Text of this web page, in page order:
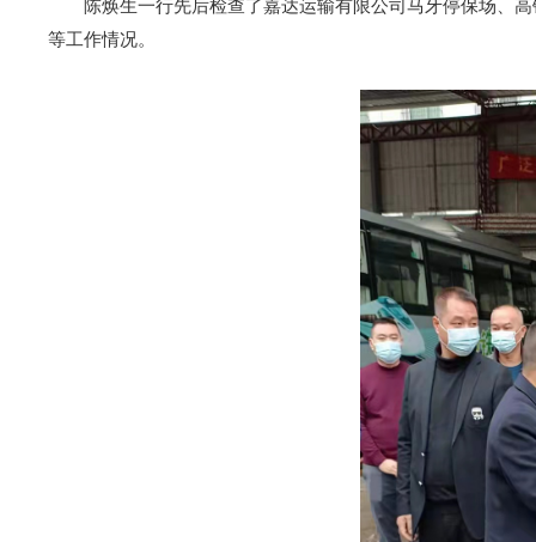
陈焕生一行先后检查了嘉达运输有限公司马牙停保场、高
等工作情况。